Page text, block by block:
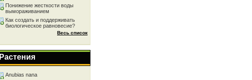
Понижение жесткоcти воды
вымораживанием
Как создать и поддерживать
биологическое равновесие?
Весь список
Растения
Anubias nana